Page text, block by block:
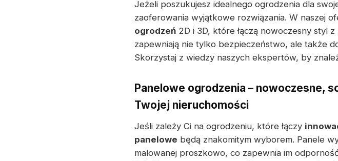
Jeżeli poszukujesz idealnego ogrodzenia dla
zaoferowania wyjątkowe rozwiązania. W naszej
ogrodzeń 2D i 3D, które łączą nowoczesny styl
zapewniają nie tylko bezpieczeństwo, ale także
Skorzystaj z wiedzy naszych ekspertów, by
Panelowe ogrodzenia – nowoczesne,
Twojej nieruchomości
Jeśli zależy Ci na ogrodzeniu, które łączy
panelowe będą znakomitym wyborem. Panele
malowanej proszkowo, co zapewnia im